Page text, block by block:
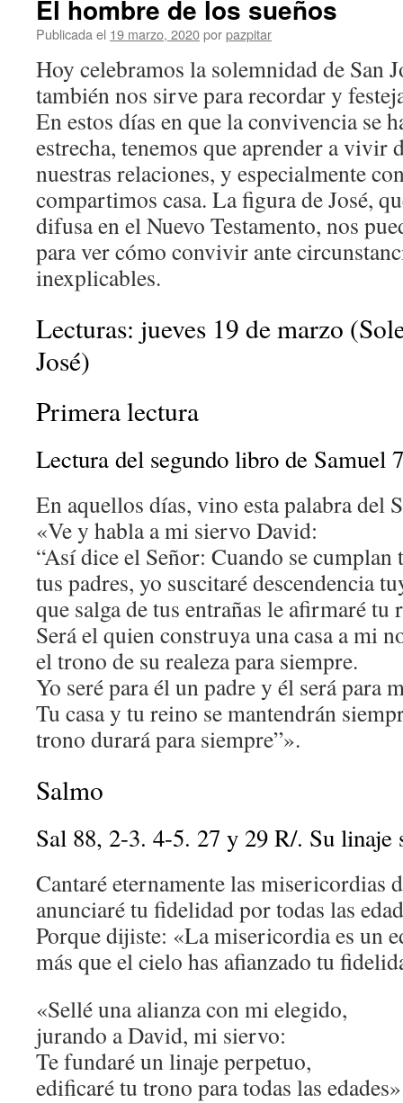
El hombre de los sueños
Publicada el 19 marzo, 2020porpazpitar
Hoy celebramos la solemnidad de San
también nos sirve para recordar y
En estos días en que la convivencia se
estrecha, tenemos que aprender a vivir
nuestras relaciones, y especialmente
compartimos casa. La figura de José,
difusa en el Nuevo Testamento, nos
para ver cómo convivir ante
inexplicables.
Lecturas: jueves 19 de marzo
José)
Primera lectura
Lectura del segundo libro de Samuel
En aquellos días, vino esta palabra del
«Ve y habla a mi siervo David:
“Así dice el Señor: Cuando se cumplan
tus padres, yo suscitaré descendencia
que salga de tus entrañas le afirmaré tu
Será el quien construya una casa a mi
el trono de su realeza para siempre.
Yo seré para él un padre y él será para
Tu casa y tu reino se mantendrán
trono durará para siempre”».
Salmo
Sal 88, 2-3. 4-5. 27 y 29 R/. Su linaje
Cantaré eternamente las misericordias
anunciaré tu fidelidad por todas las
Porque dijiste: «La misericordia es un
más que el cielo has afianzado tu
«Sellé una alianza con mi elegido,
jurando a David, mi siervo:
Te fundaré un linaje perpetuo,
edificaré tu trono para todas las